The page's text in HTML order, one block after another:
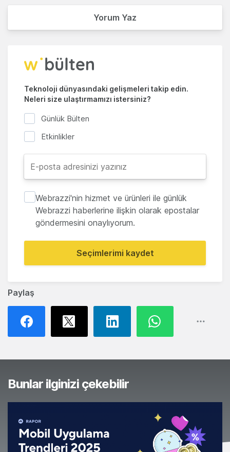
Paylaş
Yorum Yaz
Teknoloji dünyasındaki gelişmeleri takip edin.
Neleri size ulaştırmamızı istersiniz?
Günlük Bülten
Etkinlikler
Webrazzi'nin hizmet ve ürünleri ile günlük
Webrazzi haberlerine ilişkin olarak epostalar
göndermesini onaylıyorum.
Seçimlerimi kaydet
Bunlar ilginizi çekebilir